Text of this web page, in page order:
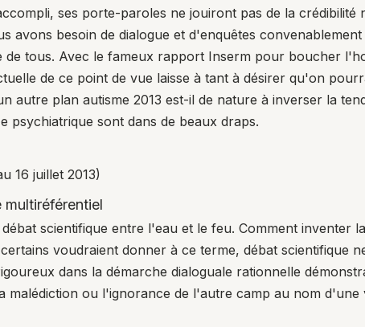
ses porte-paroles ne jouiront pas de la crédibilité
avons besoin de dialogue et d'enquêtes
de tous. Avec le fameux rapport Inserm pour boucher
de ce point de vue laisse à tant à désirer qu'on
autre plan autisme 2013 est-il de nature à inverser la
psychiatrique sont dans de beaux draps.
16 juillet 2013)
scientifique entre l'eau et le feu. Comment inventer
voudraient donner à ce terme, débat scientifique
dans la démarche dialoguale rationnelle
malédiction ou l'ignorance de l'autre camp au nom d'une